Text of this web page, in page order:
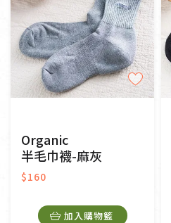
Organic
半毛巾襪-麻灰
$160
加入購物籃